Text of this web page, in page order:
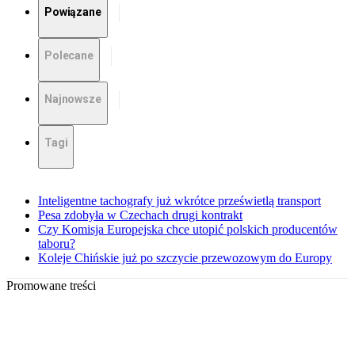
Powiązane
Polecane
Najnowsze
Tagi
Inteligentne tachografy już wkrótce prześwietlą transport
Pesa zdobyła w Czechach drugi kontrakt
Czy Komisja Europejska chce utopić polskich producentów
taboru?
Koleje Chińskie już po szczycie przewozowym do Europy
Promowane treści